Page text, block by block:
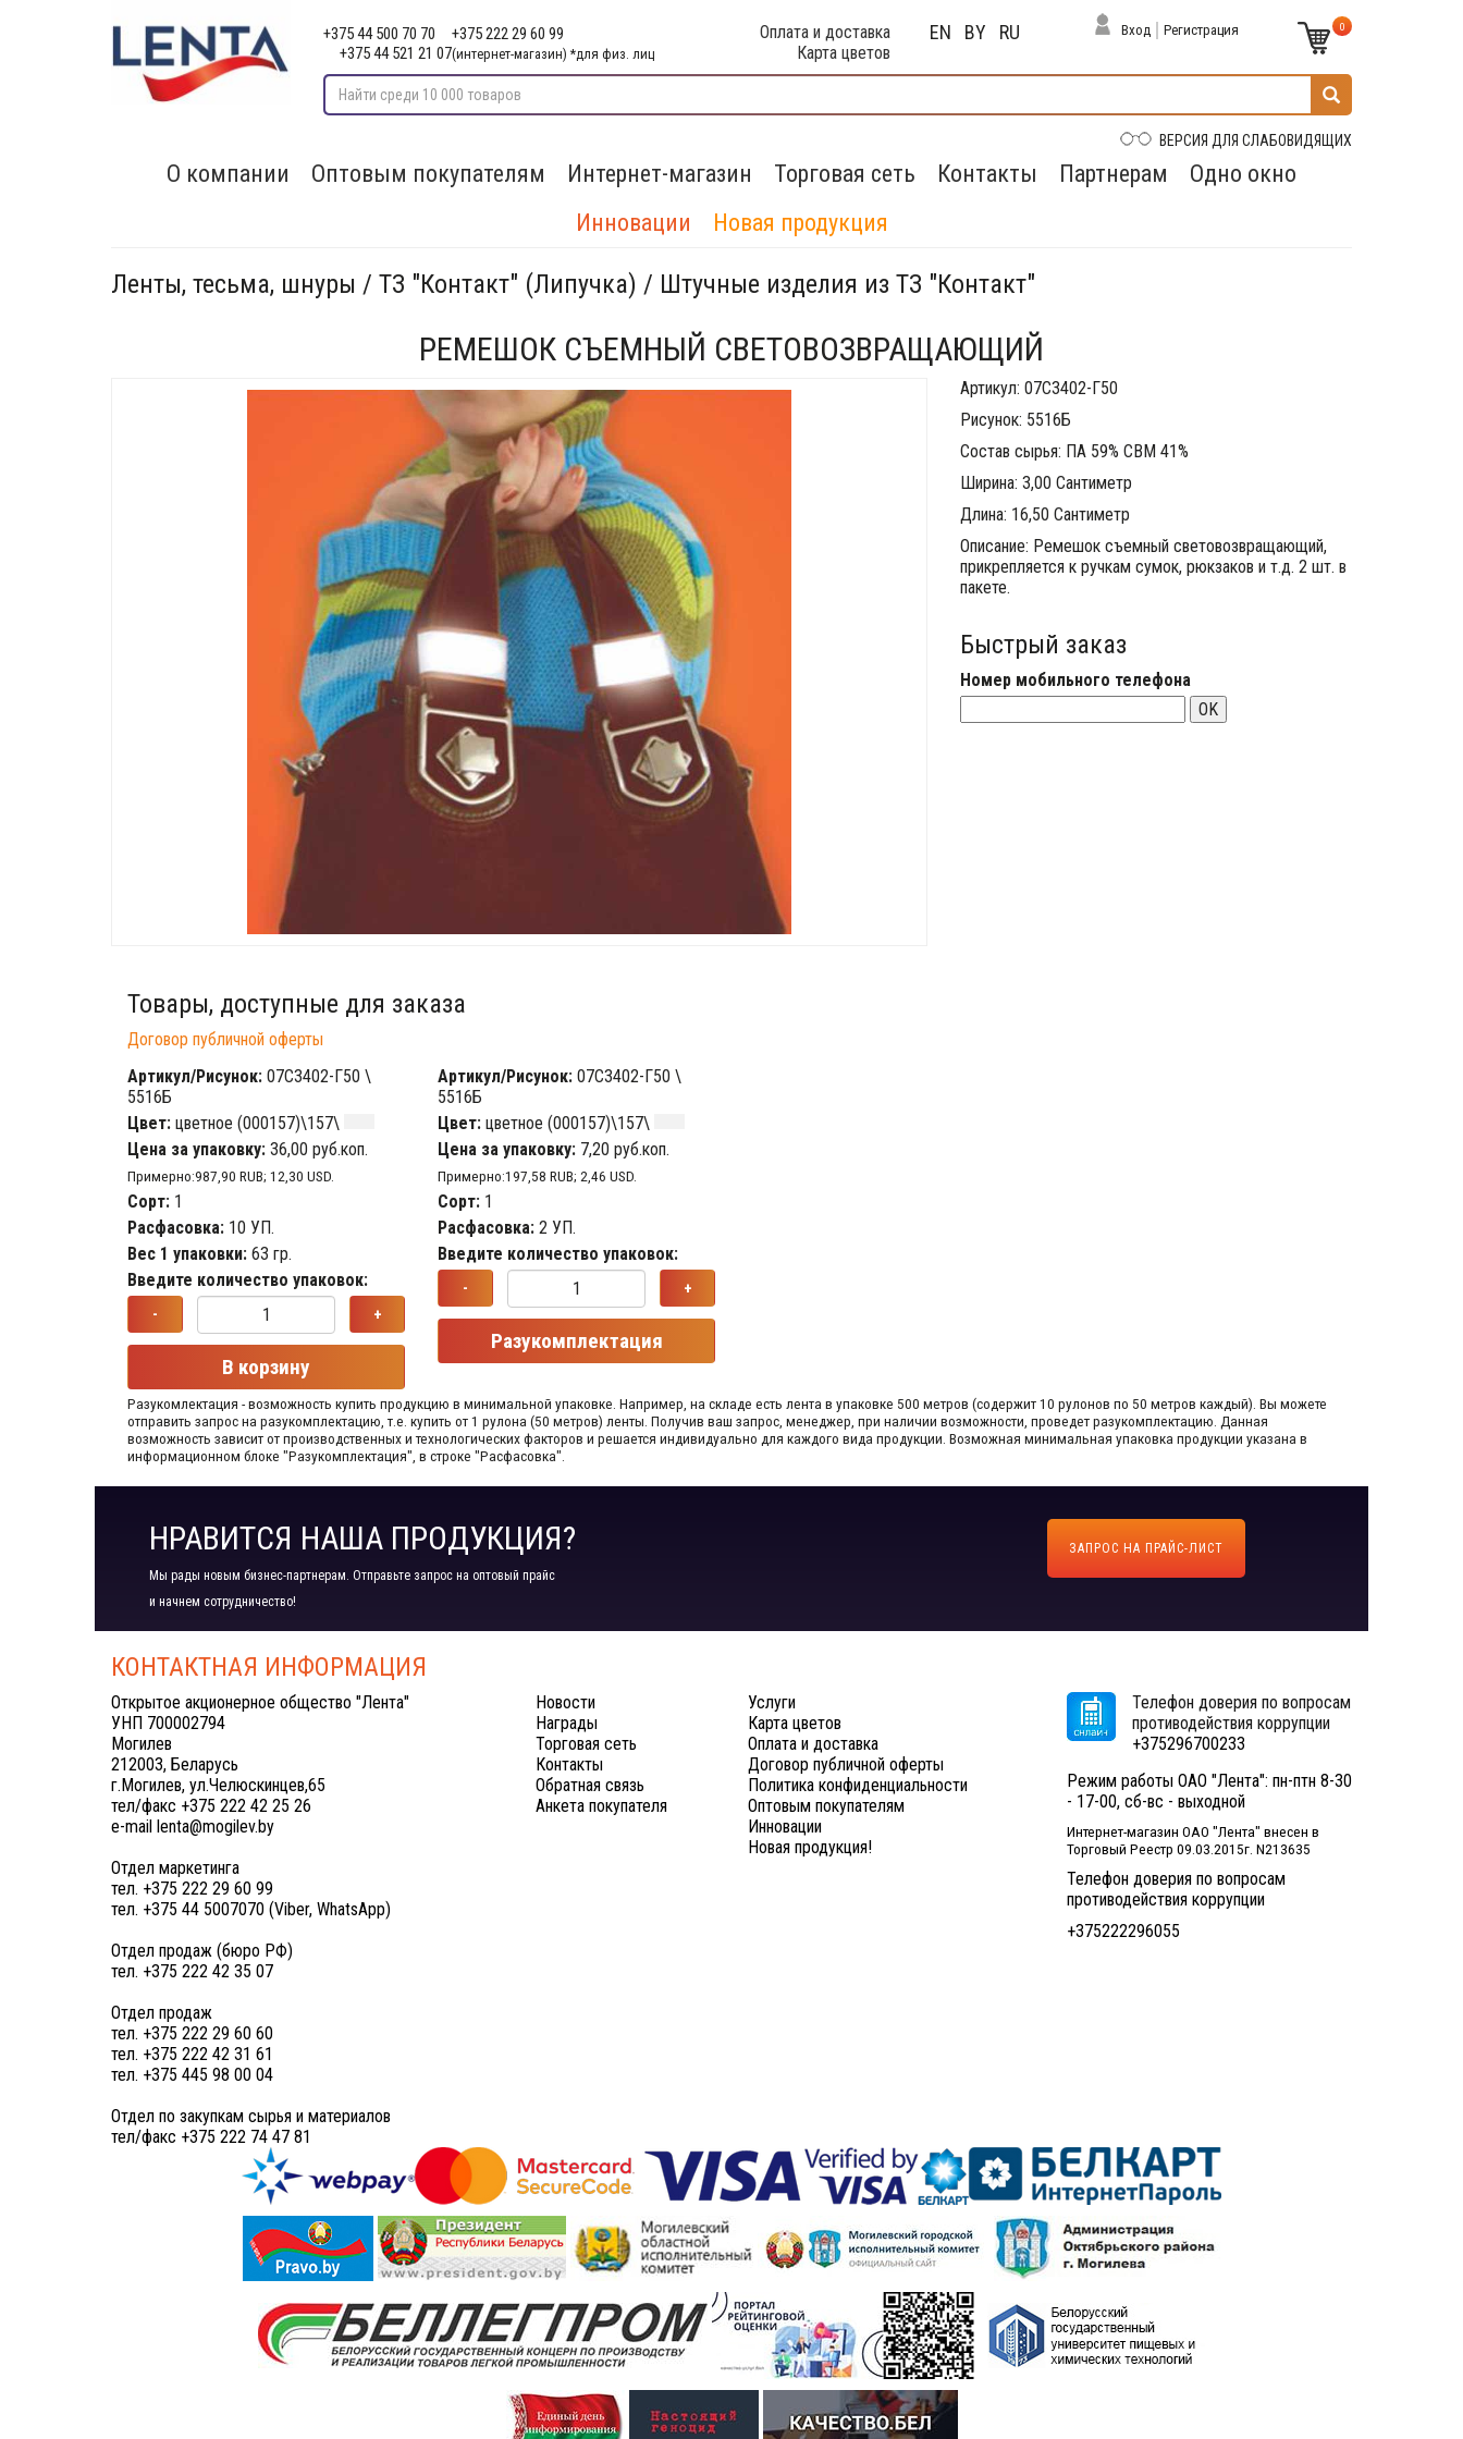
+375 44 500 70 70
+375 222 29 60 99
+375 44 521 21 07(интернет-магазин) *для физ. лиц
Оплата и доставка
Карта цветов
EN BY RU Вход Регистрация 0
ВЕРСИЯ ДЛЯ СЛАБОВИДЯЩИХ
О компании Оптовым покупателям Интернет-магазин Торговая сеть Контакты Партнерам
Одно окно
Инновации
Новая продукция
Ленты, тесьма, шнуры / ТЗ "Контакт" (Липучка) / Штучные изделия из ТЗ "Контакт"
РЕМЕШОК СЪЕМНЫЙ СВЕТОВОЗВРАЩАЮЩИЙ
Артикул: 07С3402-Г50
Рисунок: 5516Б
Состав сырья: ПА 59% СВМ 41%
Ширина: 3,00 Сантиметр
Длина: 16,50 Сантиметр
Описание: Ремешок съемный световозвращающий,
прикрепляется к ручкам сумок, рюкзаков и т.д. 2 шт. в
пакете.
Быстрый заказ
Номер мобильного телефона
OK
Товары, доступные для заказа
Договор публичной оферты
Артикул/Рисунок: 07С3402-Г50 \
5516Б
Цвет: цветное (000157)\157\
Цена за упаковку: 36,00 руб.коп.
Примерно:987,90 RUB; 12,30 USD.
Сорт: 1
Расфасовка: 10 УП.
Вес 1 упаковки: 63 гр.
Введите количество упаковок:
- +
В корзину
Артикул/Рисунок: 07С3402-Г50 \
5516Б
Цвет: цветное (000157)\157\
Цена за упаковку: 7,20 руб.коп.
Примерно:197,58 RUB; 2,46 USD.
Сорт: 1
Расфасовка: 2 УП.
Введите количество упаковок:
- +
Разукомплектация
Разукомлектация - возможность купить продукцию в минимальной упаковке. Например, на складе​ есть лента в упаковке 500 метров (содержит 10 рулонов по 50 метров каждый).​ Вы можете
отправить запрос на разукомплектацию, т.е. купить от 1 рулона (50 метров) ленты. Получив ваш запрос,​ менеджер, при наличии возможности, проведет разукомплектацию. Данная
возможность зависит от производственных​ и технологических факторов и решается индивидуально для каждого вида продукции.​ Возможная минимальная упаковка продукции указана в
информационном блоке "Разукомплектация", в строке "Расфасовка".
НРАВИТСЯ НАША ПРОДУКЦИЯ?
Мы рады новым бизнес-партнерам. Отправьте запрос на оптовый прайс
и начнем сотрудничество!
ЗАПРОС НА ПРАЙС-ЛИСТ
КОНТАКТНАЯ ИНФОРМАЦИЯ
Открытое акционерное общество "Лента"
УНП 700002794
Могилев
212003, Беларусь
г.Могилев, ул.Челюскинцев,65
тел/факс +375 222 42 25 26
e-mail lenta@mogilev.by
Отдел маркетинга
тел. +375 222 29 60 99
тел. +375 44 5007070 (Viber, WhatsApp)
Отдел продаж (бюро РФ)
тел. +375 222 42 35 07
Отдел продаж
тел. +375 222 29 60 60
тел. +375 222 42 31 61
тел. +375 445 98 00 04
Отдел по закупкам сырья и материалов
тел/факс +375 222 74 47 81
Новости
Награды
Торговая сеть
Контакты
Обратная связь
Анкета покупателя
Услуги
Карта цветов
Оплата и доставка
Договор публичной оферты
Политика конфиденциальности
Оптовым покупателям
Инновации
Новая продукция!
Телефон доверия по вопросам
противодействия коррупции
+375296700233
Режим работы ОАО "Лента": пн-птн 8-30
- 17-00, сб-вс - выходной
Интернет-магазин ОАО "Лента" внесен в
Торговый Реестр 09.03.2015г. N213635
Телефон доверия по вопросам
противодействия коррупции
+375222296055